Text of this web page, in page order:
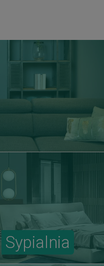
Sypialnia